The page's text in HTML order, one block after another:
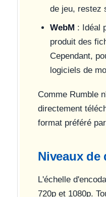
de jeu, restez
WebM : Idéal
produit des
Cependant,
logiciels de
Comme Rumble
directement
format préféré
Niveaux de
L'échelle
720p et 1080p.